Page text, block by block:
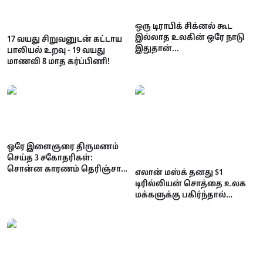
17 வயது சிறுவனுடன் கட்டாய
பாலியல் உறவு - 19 வயது
மாணவி 8 மாத கர்ப்பிணி!
ஒரு டிராபிக் சிக்னல் கூட
இல்லாத உலகின் ஒரே நாடு
இதுதான்...
ஒரே இளைஞரை திருமணம்
செய்த 3 சகோதரிகள்:
சொன்ன காரணம் தெரிஞ்சா
எலான் மஸ்க் தனது $1
டிரில்லியன் சொத்தை உலக
மக்களுக்கு பகிர்ந்தால்